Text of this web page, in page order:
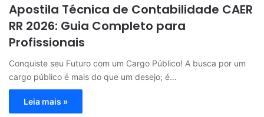
Apostila Técnica de Contabilidade CAER
RR 2026: Guia Completo para
Profissionais
Conquiste seu Futuro com um Cargo Público! A busca por um
cargo público é mais do que um desejo; é…
Leia mais »